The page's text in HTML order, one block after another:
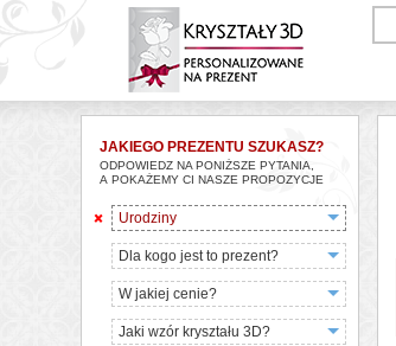
JAKIEGO PREZENTU SZUKASZ?
ODPOWIEDZ NA PONIŻSZE PYTANIA,
A POKAŻEMY CI NASZE PROPOZYCJE
Urodziny
Dla kogo jest to prezent?
W jakiej cenie?
Jaki wzór kryształu 3D?